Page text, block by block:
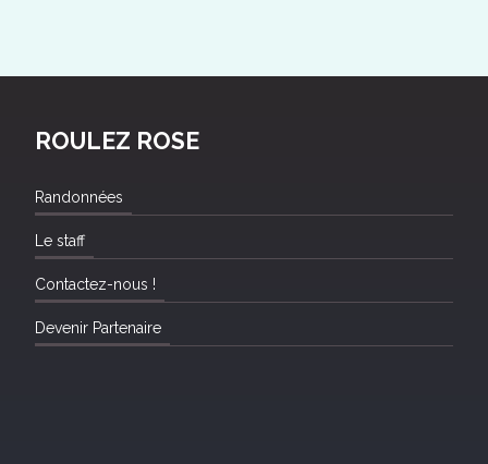
ROULEZ ROSE
Randonnées
Le staff
Contactez-nous !
Devenir Partenaire